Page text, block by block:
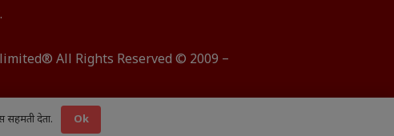
All Rights Reserved © 2009 –
सहमती देता. Ok